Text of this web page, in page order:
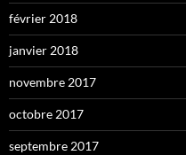
février 2018
janvier 2018
novembre 2017
octobre 2017
septembre 2017